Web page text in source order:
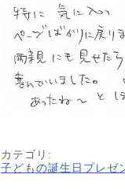
カテゴリ :
子どもの誕生日プレゼ